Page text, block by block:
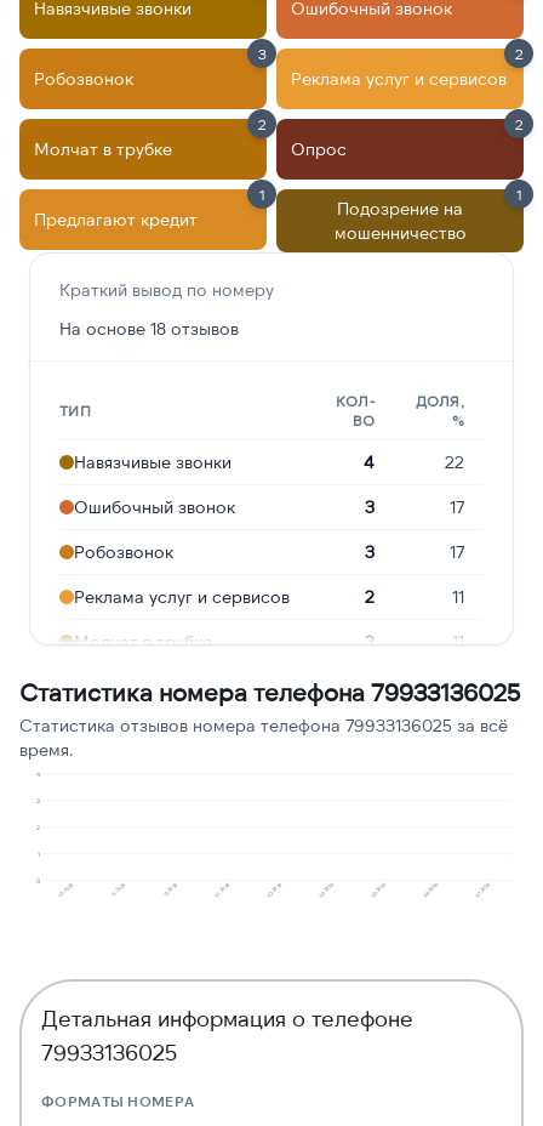
Навязчивые звонки Ошибочный звонок
Робозвонок
3
Реклама услуг и сервисов
2
Молчат в трубке
2
Опрос
2
Предлагают кредит
1
Подозрение на
мошенничество
1
Краткий вывод по номеру
На основе 18 отзывов
ТИП
КОЛ-
ВО
ДОЛЯ,
%
Навязчивые звонки 4 22
Ошибочный звонок 3 17
Робозвонок 3 17
Реклама услуг и сервисов 2 11
Молчат в трубке 2 11
Опрос 2 11
Предлагают кредит 1 6
Статистика номера телефона 79933136025
Статистика отзывов номера телефона 79933136025 за всё
время.
0
1
2
3
4
10.2025 11.2025 12.2025 01.2026 02.2026 03.2026 05.2026 06.2026 07.2026
Детальная информация о телефоне
79933136025
ФОРМАТЫ НОМЕРА